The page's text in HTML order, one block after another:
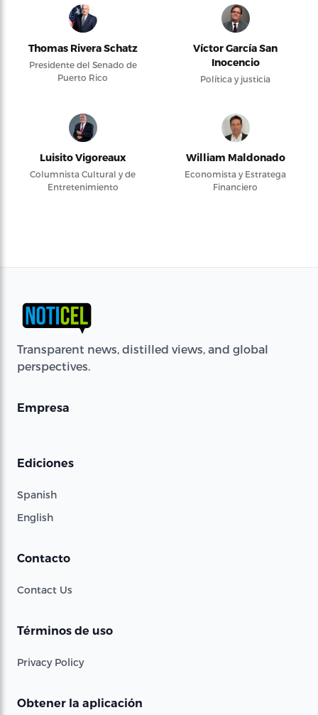
Thomas Rivera Schatz
Presidente del Senado de
Puerto Rico
Víctor García San
Inocencio
Política y justicia
Luisito Vigoreaux
Columnista Cultural y de
Entretenimiento
William Maldonado
Economista y Estratega
Financiero
Transparent news, distilled views, and global
perspectives.
Empresa
Ediciones
Spanish
English
Contacto
Contact Us
Términos de uso
Privacy Policy
Obtener la aplicación